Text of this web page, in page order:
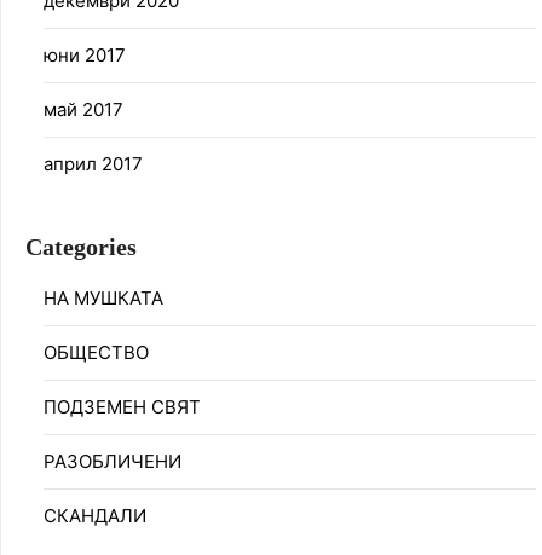
юни 2017
май 2017
април 2017
Categories
НА МУШКАТА
ОБЩЕСТВО
ПОДЗЕМЕН СВЯТ
РАЗОБЛИЧЕНИ
СКАНДАЛИ